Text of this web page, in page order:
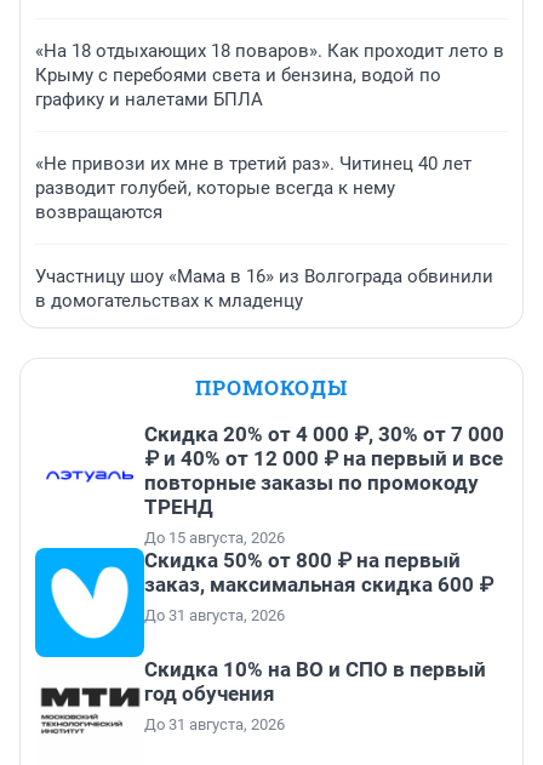
«На 18 отдыхающих 18 поваров». Как проходит лето в
Крыму с перебоями света и бензина, водой по
графику и налетами БПЛА
«Не привози их мне в третий раз». Читинец 40 лет
разводит голубей, которые всегда к нему
возвращаются
Участницу шоу «Мама в 16» из Волгограда обвинили
в домогательствах к младенцу
ПРОМОКОДЫ
Скидка 20% от 4 000 ₽, 30% от 7 000
₽ и 40% от 12 000 ₽ на первый и все
повторные заказы по промокоду
ТРЕНД
До 15 августа, 2026
Скидка 50% от 800 ₽ на первый
заказ, максимальная скидка 600 ₽
До 31 августа, 2026
Скидка 10% на ВО и СПО в первый
год обучения
До 31 августа, 2026